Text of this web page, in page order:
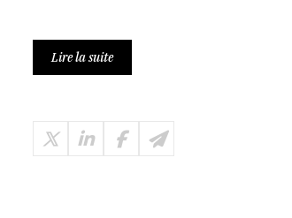
Lire la suite